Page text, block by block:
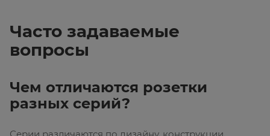
Часто задаваемые
вопросы
Чем отличаются розетки
разных серий?